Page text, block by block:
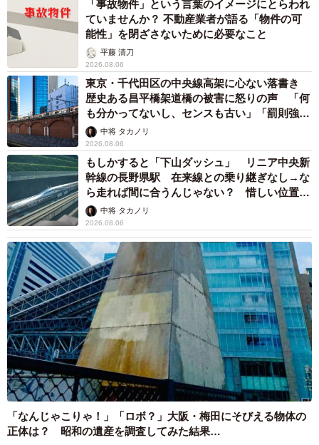
「事故物件」という言葉のイメージにとらわれ
ていませんか？ 不動産業者が語る「物件の可
能性」を閉ざさないために必要なこと
平藤 清刀
2026.08.06
東京・千代田区の中央線高架に心ない落書き
歴史ある昌平橋架道橋の被害に怒りの声 「何
も分かってないし、センスも古い」「罰則強化
して」中将 タカノリ
2026.08.06
もしかすると「下山ダッシュ」 リニア中央新
幹線の長野県駅 在来線との乗り継ぎなし→な
ら走れば間に合うんじゃない？ 惜しい位置関
係が反響
中将 タカノリ
2026.08.06
「なんじゃこりゃ！」「ロボ？」大阪・梅田にそびえる物体の
正体は？ 昭和の遺産を調査してみた結果…